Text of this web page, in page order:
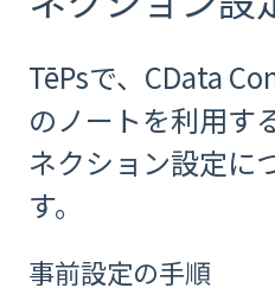
TēPsで、CData
のノートを利用す
ネクション設定に
す。
事前設定の手順